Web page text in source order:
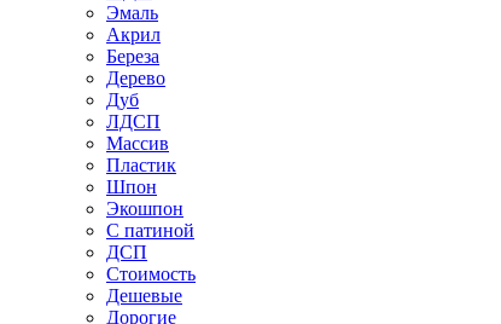
Эмаль
Акрил
Береза
Дерево
Дуб
ЛДСП
Массив
Пластик
Шпон
Экошпон
С патиной
ДСП
Стоимость
Дешевые
Дорогие